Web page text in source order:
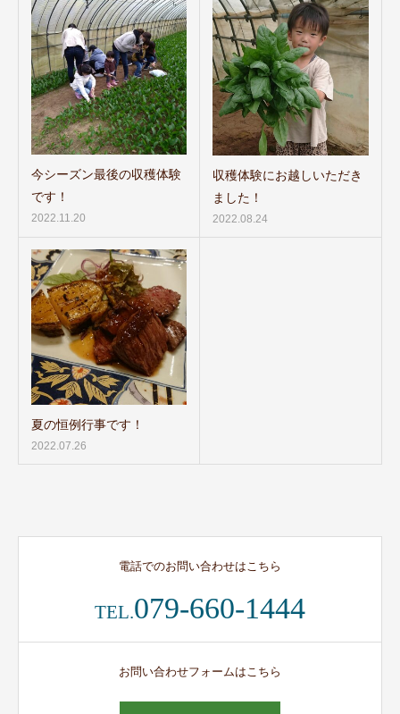
今シーズン最後の収穫体験
です！
2022.11.20
収穫体験にお越しいただき
ました！
2022.08.24
夏の恒例行事です！
2022.07.26
電話でのお問い合わせはこちら
TEL.079-660-1444
お問い合わせフォームはこちら